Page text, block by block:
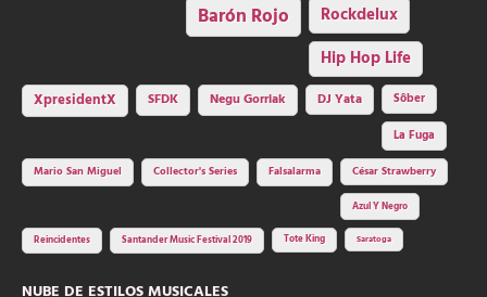
Barón Rojo Rockdelux
Hip Hop Life
XpresidentX SFDK Negu Gorriak DJ Yata
Sôber
La Fuga
Mario San Miguel
Collector's Series Falsalarma César Strawberry
Azul Y Negro
Reincidentes Santander Music Festival 2019 Tote King Saratoga